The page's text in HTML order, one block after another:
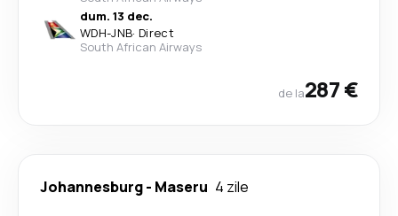
dum. 13 dec.
WDH-JNB· Direct
South African Airways
de la287 €
Johannesburg- Maseru 4 zile